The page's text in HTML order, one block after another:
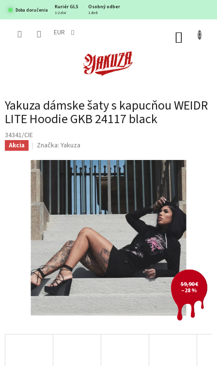
obsah
Doba doručenia
Kuriér GLS Osobný odber
1-2 dni 1 deň
EUR
Yakuza dámske šaty s kapucňou WEIDR
LITE Hoodie GKB 24117 black
34341/CIE
Akcia Značka: Yakuza
59,90 €
–28 %